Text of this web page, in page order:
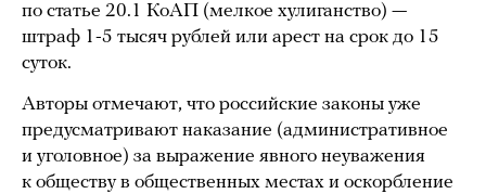
по статье 20.1 КоАП (мелкое хулиганство) —
штраф 1-5 тысяч рублей или арест на срок до 15
суток.
Авторы отмечают, что российские законы уже
предусматривают наказание (административное
и уголовное) за выражение явного неуважения
к обществу в общественных местах и оскорбление